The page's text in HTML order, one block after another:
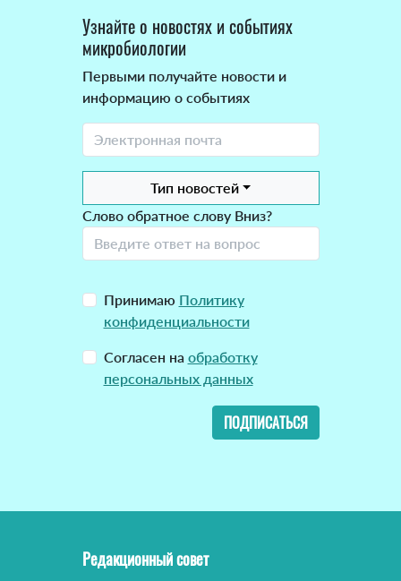
Узнайте о новостях и событиях
микробиологии
Первыми получайте новости и
информацию о событиях
Тип новостей
Слово обратное слову Вниз?
Принимаю Политику
конфиденциальности
Согласен на обработку
персональных данных
ПОДПИСАТЬСЯ
Редакционный совет